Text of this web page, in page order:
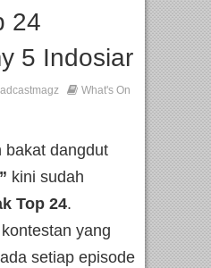
24
5 Indosiar
What's On
bakat dangdut
kini sudah
Top 24.
yang
setiap episode